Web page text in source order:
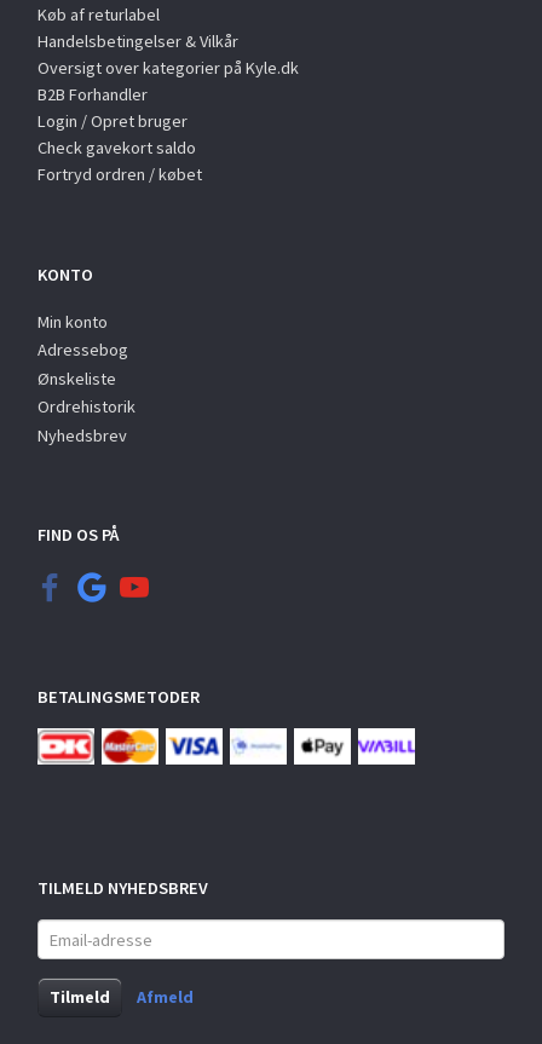
Køb af returlabel
Handelsbetingelser & Vilkår
Oversigt over kategorier på Kyle.dk
B2B Forhandler
Login / Opret bruger
Check gavekort saldo
Fortryd ordren / købet
KONTO
Min konto
Adressebog
Ønskeliste
Ordrehistorik
Nyhedsbrev
FIND OS PÅ
BETALINGSMETODER
TILMELD NYHEDSBREV
Email-
adresse
Tilmeld
Afmeld